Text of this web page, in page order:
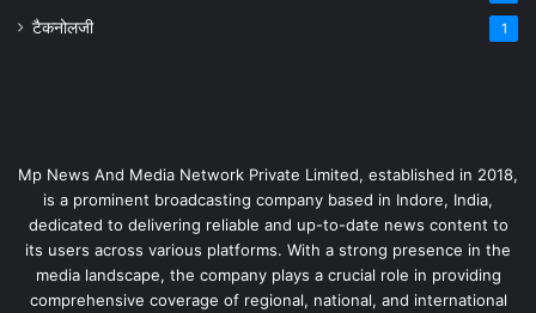
टैकनोलजी 1
Mp News And Media Network Private Limited, established in 2018,
is a prominent broadcasting company based in Indore, India,
dedicated to delivering reliable and up-to-date news content to
its users across various platforms. With a strong presence in the
media landscape, the company plays a crucial role in providing
comprehensive coverage of regional, national, and international